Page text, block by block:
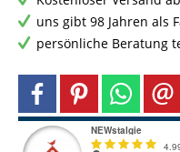
uns gibt 98 Jahren als
persönliche Beratung